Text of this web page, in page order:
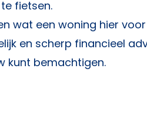
fietsen.
wat een woning hier
en scherp financieel
kunt bemachtigen.